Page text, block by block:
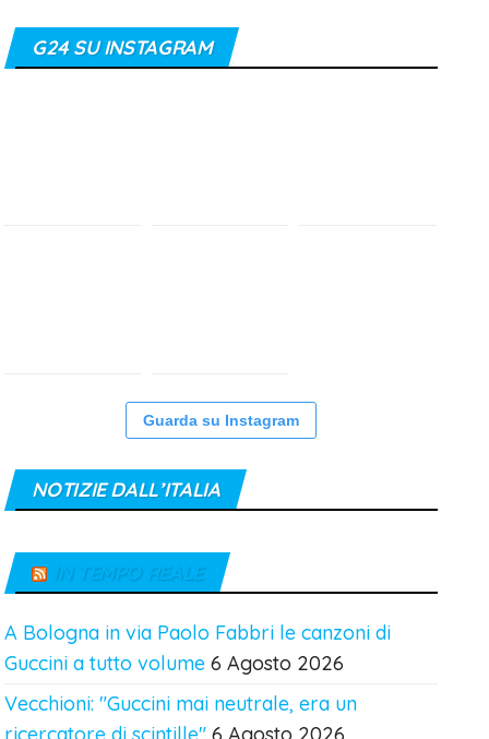
G24 SU INSTAGRAM
Guarda su Instagram
NOTIZIE DALL’ITALIA
IN TEMPO REALE
A Bologna in via Paolo Fabbri le canzoni di
Guccini a tutto volume 6 Agosto 2026
Vecchioni: "Guccini mai neutrale, era un